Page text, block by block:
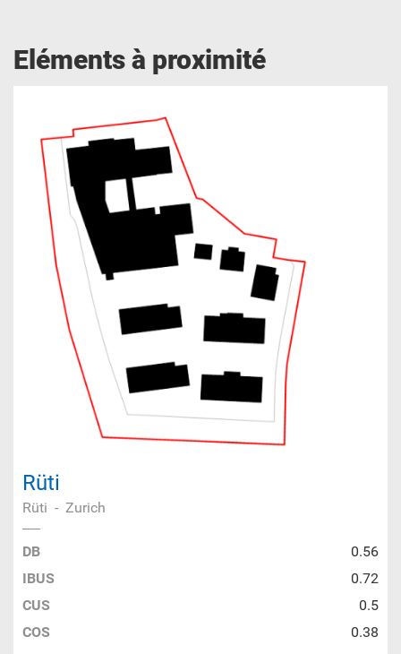
Eléments à proximité
Rüti
Rüti - Zurich
DB
0.56
IBUS
0.72
CUS
0.5
COS
0.38